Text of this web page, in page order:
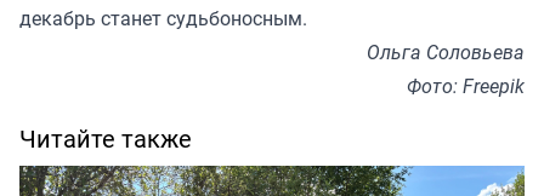
декабрь станет судьбоносным.
Ольга Соловьева
Фото: Freepik
Читайте также